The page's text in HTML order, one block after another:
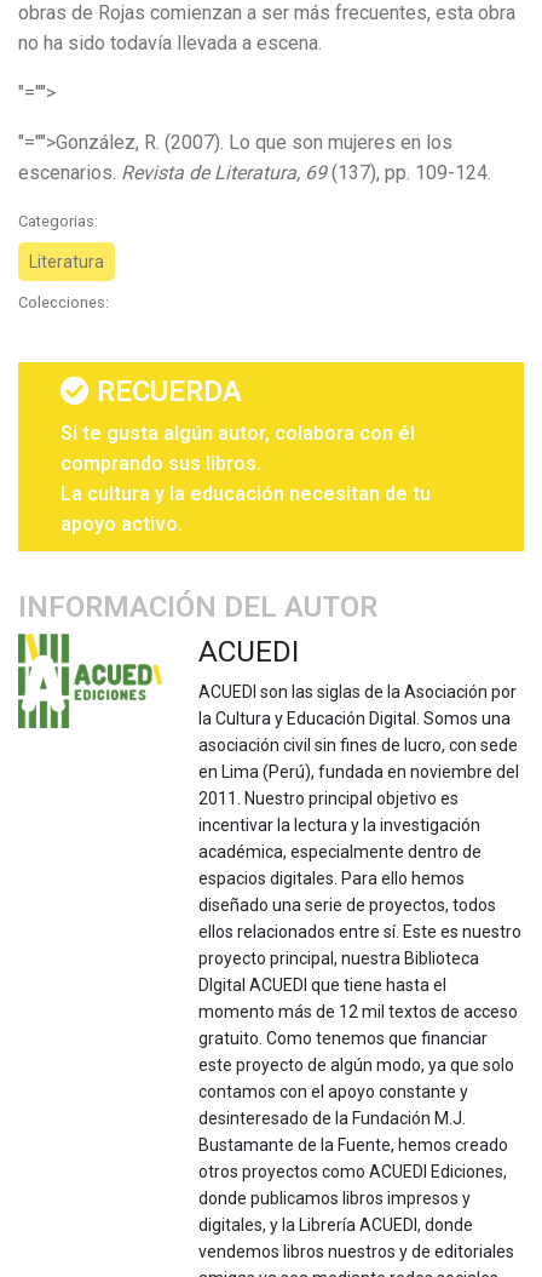
obras de Rojas comienzan a ser más frecuentes, esta obra
no ha sido todavía llevada a escena.
"="">
"="">González, R. (2007). Lo que son mujeres en los
escenarios. Revista de Literatura, 69(137), pp. 109-124.
Categorias:
Literatura
Colecciones:
RECUERDA
Si te gusta algún autor, colabora con él
comprando sus libros.
La cultura y la educación necesitan de tu
apoyo activo.
INFORMACIÓN DEL AUTOR
ACUEDI
ACUEDI son las siglas de la Asociación por
la Cultura y Educación Digital. Somos una
asociación civil sin fines de lucro, con sede
en Lima (Perú), fundada en noviembre del
2011. Nuestro principal objetivo es
incentivar la lectura y la investigación
académica, especialmente dentro de
espacios digitales. Para ello hemos
diseñado una serie de proyectos, todos
ellos relacionados entre sí. Este es nuestro
proyecto principal, nuestra Biblioteca
DIgital ACUEDI que tiene hasta el
momento más de 12 mil textos de acceso
gratuito. Como tenemos que financiar
este proyecto de algún modo, ya que solo
contamos con el apoyo constante y
desinteresado de la Fundación M.J.
Bustamante de la Fuente, hemos creado
otros proyectos como ACUEDI Ediciones,
donde publicamos libros impresos y
digitales, y la Librería ACUEDI, donde
vendemos libros nuestros y de editoriales